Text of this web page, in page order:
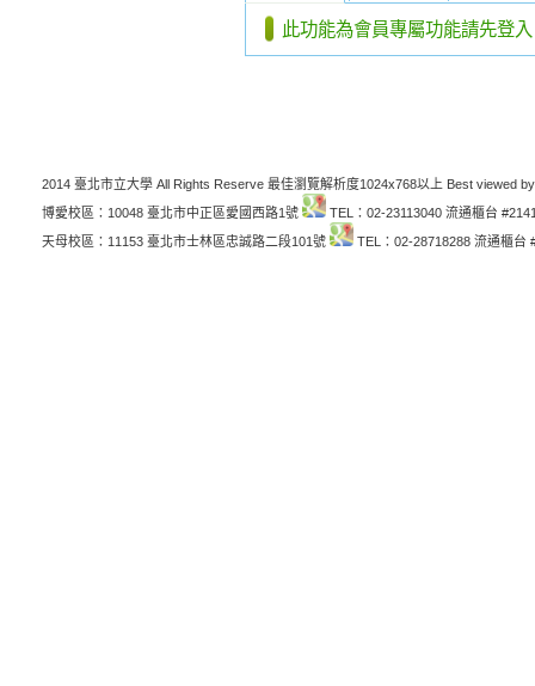
此功能為會員專屬功能請先登入
2014 臺北市立大學 All Rights Reserve 最佳瀏覽解析度1024x768以上 Best viewed
博愛校區：10048 臺北市中正區愛國西路1號
TEL：02-23113040 流通櫃台
天母校區：11153 臺北市士林區忠誠路二段101號
TEL：02-28718288 流通櫃台